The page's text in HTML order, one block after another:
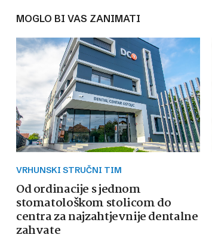
MOGLO BI VAS ZANIMATI
VRHUNSKI STRUČNI TIM
Od ordinacije s jednom
stomatološkom stolicom do
centra za najzahtjevnije dentalne
zahvate